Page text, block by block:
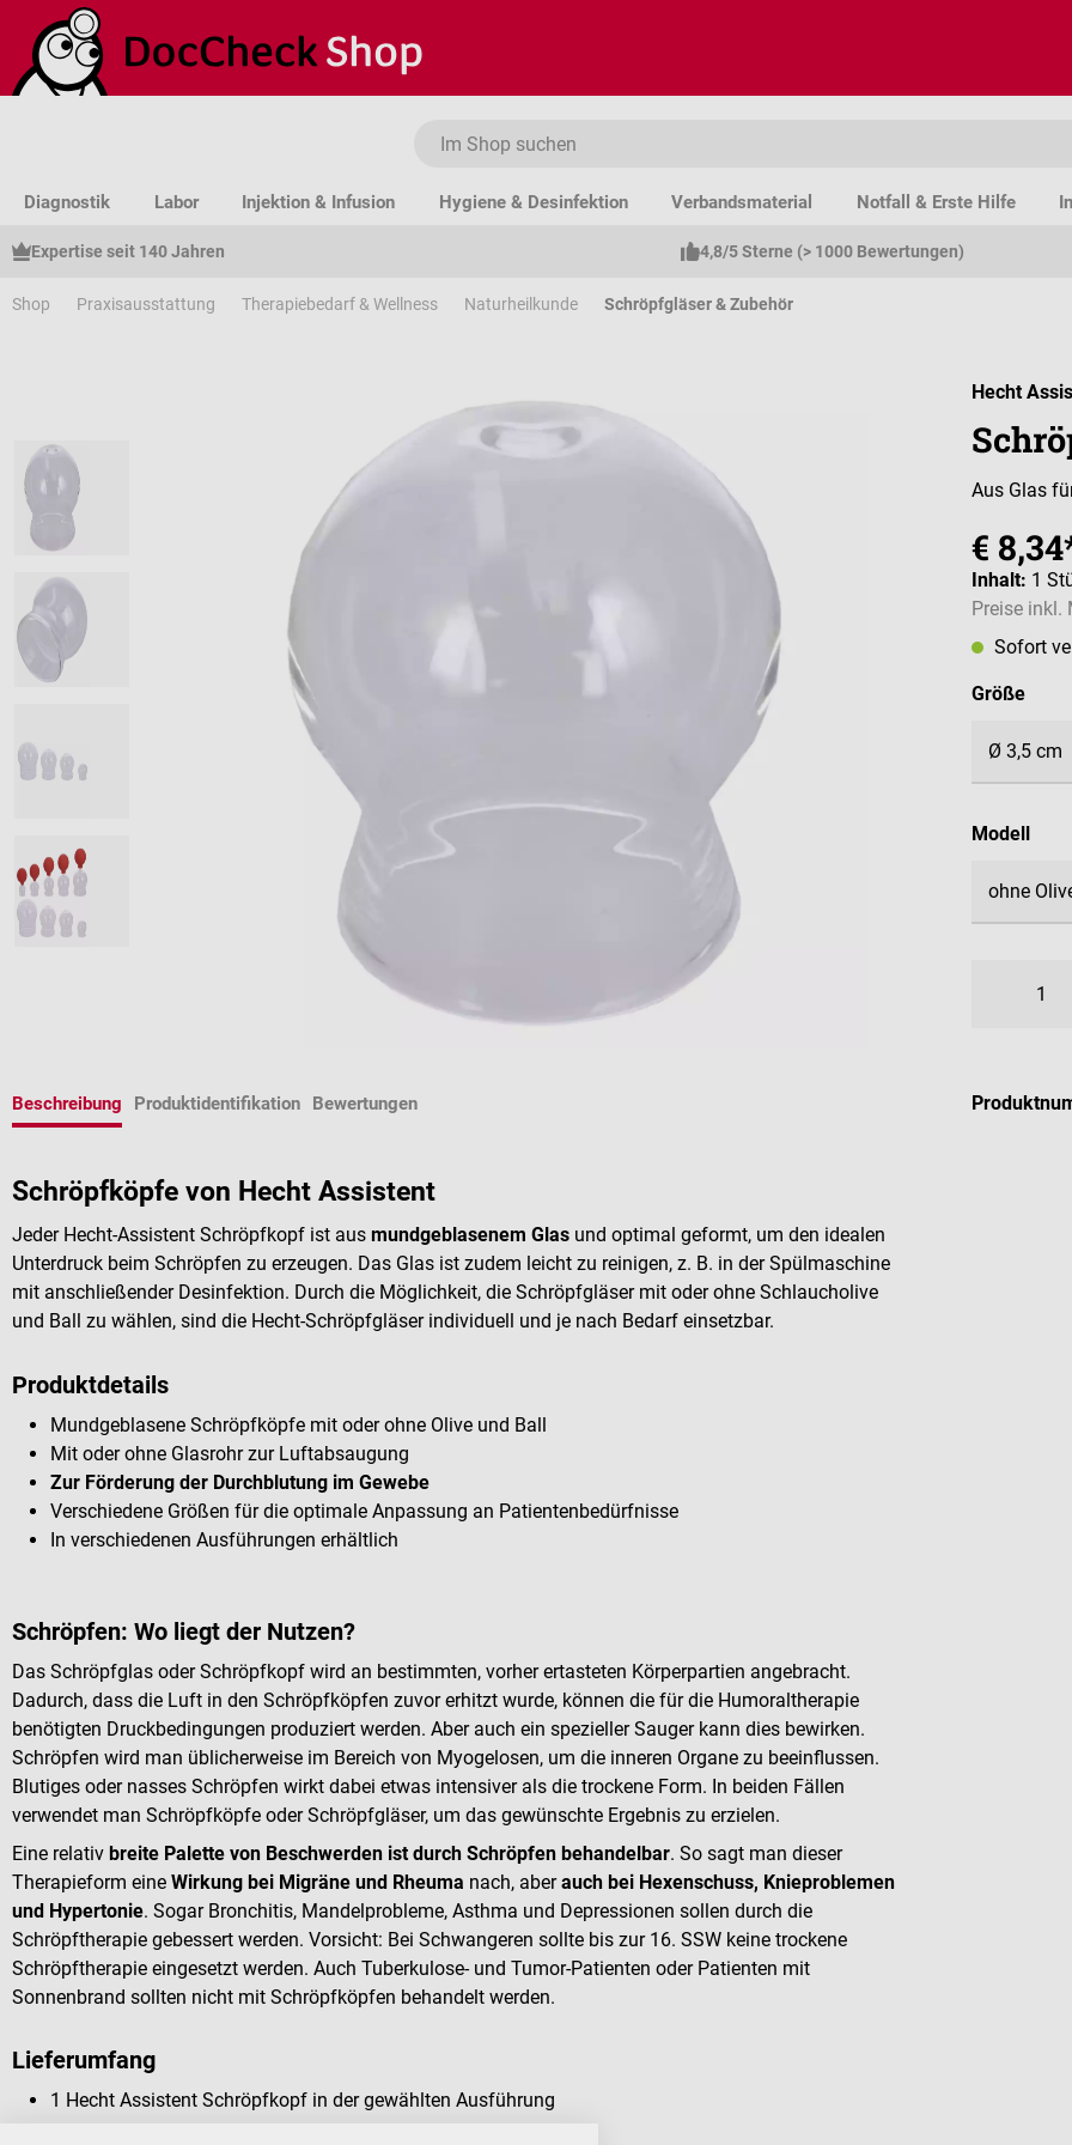
Hauptinhalt springen
Zur Suche springen
Zur Hauptnavigation springen
Diagnostik Labor Injektion & Infusion Hygiene & Desinfektion Verbandsmaterial Notfall & Erste Hilfe
Expertise seit 140 Jahren 4,8/5 Sterne (> 1000 Bewertungen)
Shop Praxisausstattung Therapiebedarf & Wellness Naturheilkunde Schröpfgläser & Zubehör
Hecht
Aus Glas
€
Inhalt: 1
Preise inkl.
Sofort
Größe
Modell
Beschreibung Produktidentifikation Bewertungen
Schröpfköpfe von Hecht Assistent
Jeder Hecht-Assistent Schröpfkopf ist aus mundgeblasenem Glas und optimal geformt, um den idealen
Unterdruck beim Schröpfen zu erzeugen. Das Glas ist zudem leicht zu reinigen, z. B. in der Spülmaschine
mit anschließender Desinfektion. Durch die Möglichkeit, die Schröpfgläser mit oder ohne Schlaucholive
und Ball zu wählen, sind die Hecht-Schröpfgläser individuell und je nach Bedarf einsetzbar.
Produktdetails
Mundgeblasene Schröpfköpfe mit oder ohne Olive und Ball
Mit oder ohne Glasrohr zur Luftabsaugung
Zur Förderung der Durchblutung im Gewebe
Verschiedene Größen für die optimale Anpassung an Patientenbedürfnisse
In verschiedenen Ausführungen erhältlich
Schröpfen: Wo liegt der Nutzen?
Das Schröpfglas oder Schröpfkopf wird an bestimmten, vorher ertasteten Körperpartien angebracht.
Dadurch, dass die Luft in den Schröpfköpfen zuvor erhitzt wurde, können die für die Humoraltherapie
benötigten Druckbedingungen produziert werden. Aber auch ein spezieller Sauger kann dies bewirken.
Schröpfen wird man üblicherweise im Bereich von Myogelosen, um die inneren Organe zu beeinflussen.
Blutiges oder nasses Schröpfen wirkt dabei etwas intensiver als die trockene Form. In beiden Fällen
verwendet man Schröpfköpfe oder Schröpfgläser, um das gewünschte Ergebnis zu erzielen.
Eine relativ breite Palette von Beschwerden ist durch Schröpfen behandelbar. So sagt man dieser
Therapieform eine Wirkung bei Migräne und Rheuma nach, aberauch bei Hexenschuss, Knieproblemen
und Hypertonie. Sogar Bronchitis, Mandelprobleme, Asthma und Depressionen sollen durch die
Schröpftherapie gebessert werden. Vorsicht: Bei Schwangeren sollte bis zur 16. SSW keine trockene
Schröpftherapie eingesetzt werden. Auch Tuberkulose- und Tumor-Patienten oder Patienten mit
Sonnenbrand sollten nicht mit Schröpfköpfen behandelt werden.
Lieferumfang
1 Hecht Assistent Schröpfkopf in der gewählten Ausführung